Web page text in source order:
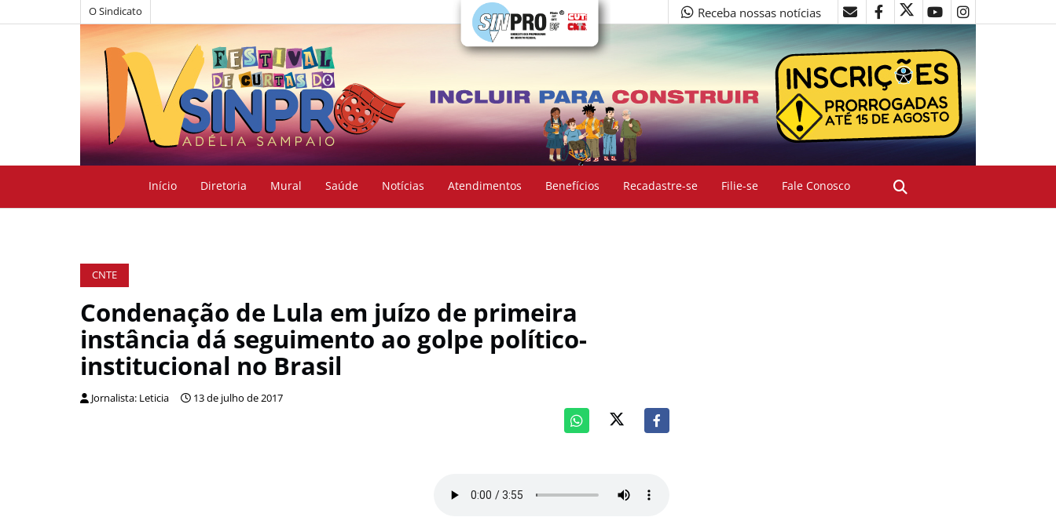
O Sindicato Receba nossas notícias
Início Diretoria Mural Saúde Notícias Atendimentos Benefícios Recadastre-se Filie-se Fale Conosco
CNTE
Condenação de Lula em juízo de primeira
instância dá seguimento ao golpe político-
institucional no Brasil
Jornalista: Leticia 13 de julho de 2017